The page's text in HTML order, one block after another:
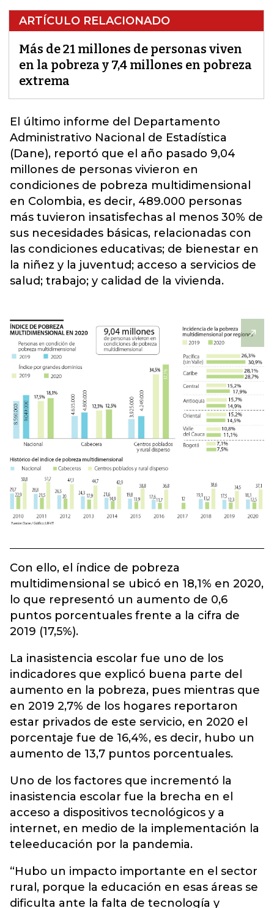
ARTÍCULO RELACIONADO
Más de 21 millones de personas viven
en la pobreza y 7,4 millones en pobreza
extrema
El último informe del Departamento
Administrativo Nacional de Estadística
(Dane), reportó que el año pasado 9,04
millones de personas vivieron en
condiciones de pobreza multidimensional
en Colombia, es decir, 489.000 personas
más tuvieron insatisfechas al menos 30% de
sus necesidades básicas, relacionadas con
las condiciones educativas; de bienestar en
la niñez y la juventud; acceso a servicios de
salud; trabajo; y calidad de la vivienda.
Con ello, el índice de pobreza
multidimensional se ubicó en 18,1% en 2020,
lo que representó un aumento de 0,6
puntos porcentuales frente a la cifra de
2019 (17,5%).
La inasistencia escolar fue uno de los
indicadores que explicó buena parte del
aumento en la pobreza, pues mientras que
en 2019 2,7% de los hogares reportaron
estar privados de este servicio, en 2020 el
porcentaje fue de 16,4%, es decir, hubo un
aumento de 13,7 puntos porcentuales.
Uno de los factores que incrementó la
inasistencia escolar fue la brecha en el
acceso a dispositivos tecnológicos y a
internet, en medio de la implementación la
teleeducación por la pandemia.
“Hubo un impacto importante en el sector
rural, porque la educación en esas áreas se
dificulta ante la falta de tecnología y